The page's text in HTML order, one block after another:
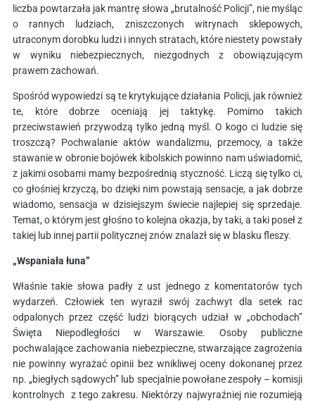
liczba powtarzała jak mantrę słowa „brutalność Policji”, nie myśląc
o rannych ludziach, zniszczonych witrynach sklepowych,
utraconym dorobku ludzi i innych stratach, które niestety powstały
w wyniku niebezpiecznych, niezgodnych z obowiązującym
prawem zachowań.
Spośród wypowiedzi są te krytykujące działania Policji, jak również
te, które dobrze oceniają jej taktykę. Pomimo takich
przeciwstawień przywodzą tylko jedną myśl. O kogo ci ludzie się
troszczą? Pochwalanie aktów wandalizmu, przemocy, a także
stawanie w obronie bojówek kibolskich powinno nam uświadomić,
z jakimi osobami mamy bezpośrednią styczność. Liczą się tylko ci,
co głośniej krzyczą, bo dzięki nim powstają sensacje, a jak dobrze
wiadomo, sensacja w dzisiejszym świecie najlepiej się sprzedaje.
Temat, o którym jest głośno to kolejna okazja, by taki, a taki poseł z
takiej lub innej partii politycznej znów znalazł się w blasku fleszy.
„Wspaniała łuna”
Właśnie takie słowa padły z ust jednego z komentatorów tych
wydarzeń. Człowiek ten wyraził swój zachwyt dla setek rac
odpalonych przez część ludzi biorących udział w „obchodach”
Święta Niepodległości w Warszawie. Osoby publiczne
pochwalające zachowania niebezpieczne, stwarzające zagrożenia
nie powinny wyrażać opinii bez wnikliwej oceny dokonanej przez
np. „biegłych sądowych” lub specjalnie powołane zespoły – komisji
kontrolnych z tego zakresu. Niektórzy najwyraźniej nie rozumieją